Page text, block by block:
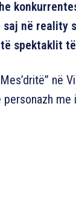
në reality
spektaklit
në
personazh